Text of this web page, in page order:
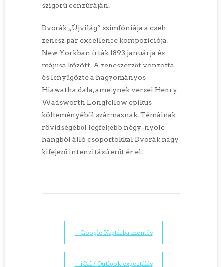
szigorú cenzúráján.
Dvorák „Újvilág” szimfóniája a cseh
zenész par excellence kompozíciója.
New Yorkban írták 1893 januárja és
májusa között. A zeneszerzőt vonzotta
és lenyűgözte a hagyományos
Hiawatha dala, amelynek versei Henry
Wadsworth Longfellow epikus
költeményéből származnak. Témáinak
rövidségéből legfeljebb négy-nyolc
hangból álló csoportokkal Dvorák nagy
kifejező intenzitású erőt ér el.
+ Google Naptárba mentés
+ iCal / Outlook exportálás